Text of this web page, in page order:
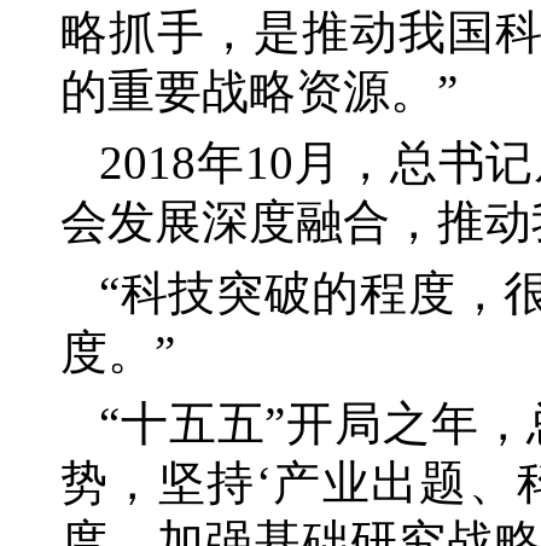
略抓手，是推动我国
的重要战略资源。”
2018年10月，总书
会发展深度融合，推
“科技突破的程度，
度。”
“十五五”开局之年
势，坚持‘产业出题